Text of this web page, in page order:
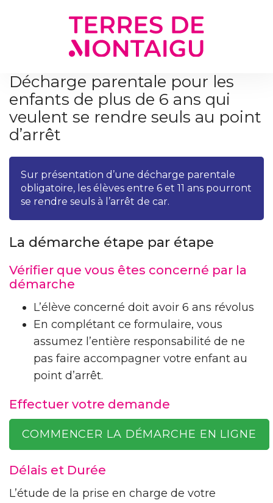
Décharge parentale pour les
enfants de plus de 6 ans qui
veulent se rendre seuls au point
d’arrêt
Sur présentation d’une décharge parentale
obligatoire, les élèves entre 6 et 11 ans pourront
se rendre seuls à l’arrêt de car.
La démarche étape par étape
Vérifier que vous êtes concerné par la
démarche
L’élève concerné doit avoir 6 ans révolus
En complétant ce formulaire, vous
assumez l’entière responsabilité de ne
pas faire accompagner votre enfant au
point d’arrêt.
Effectuer votre demande
COMMENCER LA DÉMARCHE EN LIGNE
Délais et Durée
L’étude de la prise en charge de votre